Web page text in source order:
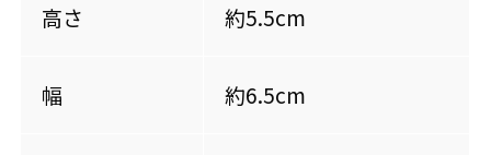
高さ 約5.5cm
幅 約6.5cm